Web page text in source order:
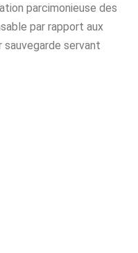
parcimonieuse des
par rapport aux
servant